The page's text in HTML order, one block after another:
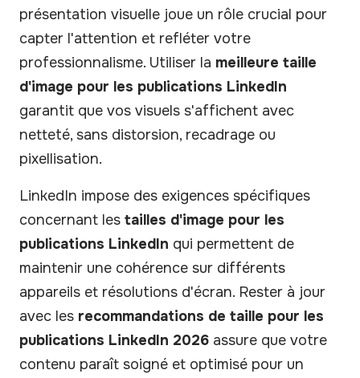
présentation visuelle joue un rôle crucial pour
capter l'attention et refléter votre
professionnalisme. Utiliser la meilleure taille
d'image pour les publications LinkedIn
garantit que vos visuels s'affichent avec
netteté, sans distorsion, recadrage ou
pixellisation.
LinkedIn impose des exigences spécifiques
concernant les tailles d'image pour les
publications LinkedIn qui permettent de
maintenir une cohérence sur différents
appareils et résolutions d'écran. Rester à jour
avec les recommandations de taille pour les
publications LinkedIn 2026 assure que votre
contenu paraît soigné et optimisé pour un